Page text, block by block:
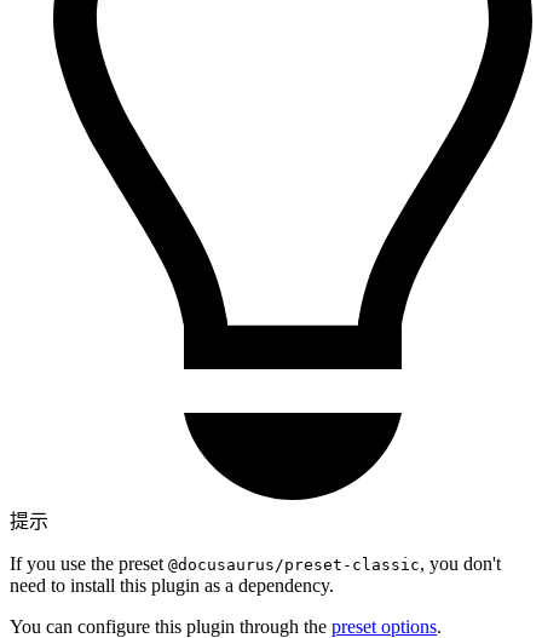
提示
If you use the preset @docusaurus/preset-classic, you don't
need to install this plugin as a dependency.
You can configure this plugin through the preset options.